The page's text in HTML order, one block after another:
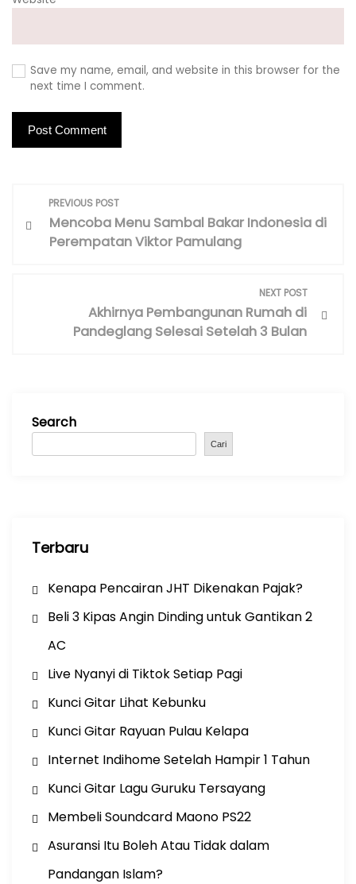
Save my name, email, and website in this browser for the
next time I comment.
PREVIOUS POST
Mencoba Menu Sambal Bakar Indonesia di
Perempatan Viktor Pamulang
NEXT POST
Akhirnya Pembangunan Rumah di
Pandeglang Selesai Setelah 3 Bulan
Search
Cari
Terbaru
Kenapa Pencairan JHT Dikenakan Pajak?
Beli 3 Kipas Angin Dinding untuk Gantikan 2
AC
Live Nyanyi di Tiktok Setiap Pagi
Kunci Gitar Lihat Kebunku
Kunci Gitar Rayuan Pulau Kelapa
Internet Indihome Setelah Hampir 1 Tahun
Kunci Gitar Lagu Guruku Tersayang
Membeli Soundcard Maono PS22
Asuransi Itu Boleh Atau Tidak dalam
Pandangan Islam?